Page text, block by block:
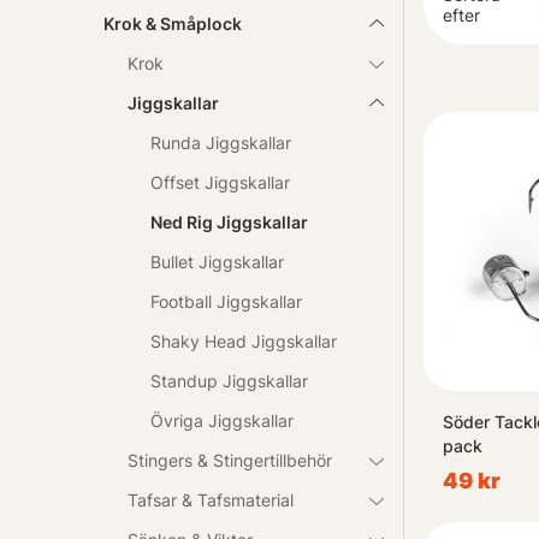
Krok & Småplock
Krok
Jiggskallar
Runda Jiggskallar
Offset Jiggskallar
Ned Rig Jiggskallar
Bullet Jiggskallar
Football Jiggskallar
Shaky Head Jiggskallar
Standup Jiggskallar
Övriga Jiggskallar
Stingers & Stingertillbehör
Tafsar & Tafsmaterial
Framför allt
Oavsett om
passar just
efter
Söder
pack
49 kr